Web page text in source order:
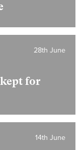
for
28th June
14th June